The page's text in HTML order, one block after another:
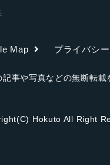
Map プライバシ
記事や写真などの無断転載
Hokuto All Right